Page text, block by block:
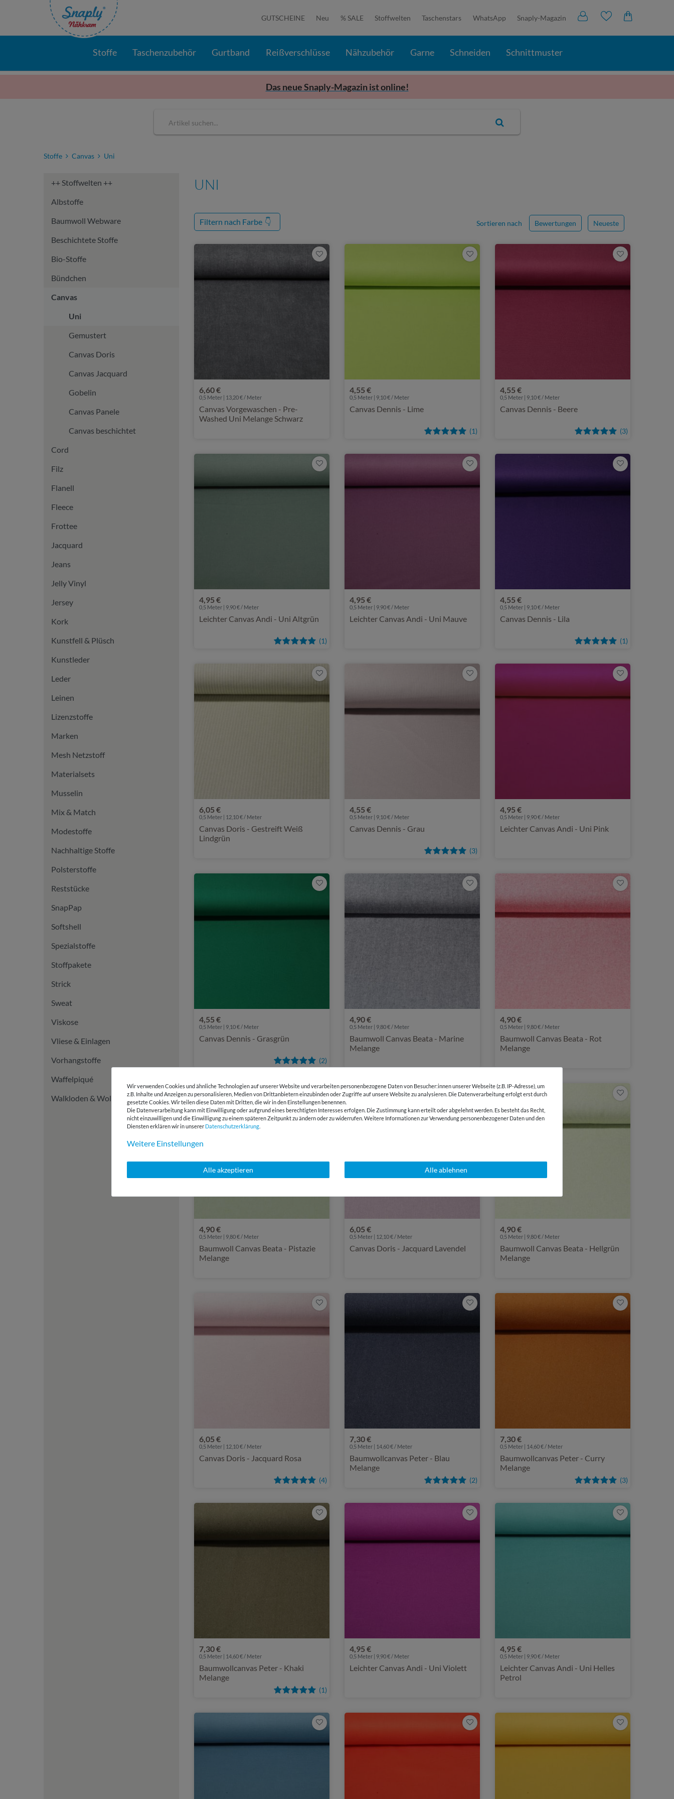
GUTSCHEINE Neu % SALE Stoffwelten Taschenstars WhatsApp Snaply-Magazin
Stoffe Taschenzubehör Gurtband Reißverschlüsse Nähzubehör Garne Schneiden Schnittmuster
Das neue Snaply-Magazin ist online!
Stoffe Canvas Uni
++ Stoffwelten ++
Albstoffe
Baumwoll Webware
Beschichtete Stoffe
Bio-Stoffe
Bündchen
Canvas
Uni
Gemustert
Canvas Doris
Canvas Jacquard
Gobelin
Canvas Panele
Canvas beschichtet
Cord
Filz
Flanell
Fleece
Frottee
Jacquard
Jeans
Jelly Vinyl
Jersey
Kork
Kunstfell & Plüsch
Kunstleder
Leder
Leinen
Lizenzstoffe
Marken
Mesh Netzstoff
Materialsets
Musselin
Mix & Match
Modestoffe
Nachhaltige Stoffe
Polsterstoffe
Reststücke
SnapPap
Softshell
Spezialstoffe
Stoffpakete
Strick
Sweat
Viskose
Vliese & Einlagen
Vorhangstoffe
Waffelpiqué
Walkloden & Wollstoffe
UNI
Filtern nach Farbe 👇 Sortieren nach Bewertungen Neueste
6,60 €
0,5 Meter | 13,20 € / Meter
Canvas Vorgewaschen - Pre-
Washed Uni Melange Schwarz
4,55 €
(1)
0,5 Meter | 9,10 € / Meter
Canvas Dennis - Lime
4,55 €
(3)
0,5 Meter | 9,10 € / Meter
Canvas Dennis - Beere
4,95 €
(1)
0,5 Meter | 9,90 € / Meter
Leichter Canvas Andi - Uni Altgrün
4,95 €
0,5 Meter | 9,90 € / Meter
Leichter Canvas Andi - Uni Mauve
4,55 €
(1)
0,5 Meter | 9,10 € / Meter
Canvas Dennis - Lila
6,05 €
0,5 Meter | 12,10 € / Meter
Canvas Doris - Gestreift Weiß
Lindgrün
4,55 €
(3)
0,5 Meter | 9,10 € / Meter
Canvas Dennis - Grau
4,95 €
0,5 Meter | 9,90 € / Meter
Leichter Canvas Andi - Uni Pink
4,55 €
(2)
0,5 Meter | 9,10 € / Meter
Canvas Dennis - Grasgrün
4,90 €
0,5 Meter | 9,80 € / Meter
Baumwoll Canvas Beata - Marine
Melange
4,90 €
0,5 Meter | 9,80 € / Meter
Baumwoll Canvas Beata - Rot
Melange
4,90 €
0,5 Meter | 9,80 € / Meter
Baumwoll Canvas Beata - Pistazie
Melange
6,05 €
0,5 Meter | 12,10 € / Meter
Canvas Doris - Jacquard Lavendel
4,90 €
0,5 Meter | 9,80 € / Meter
Baumwoll Canvas Beata - Hellgrün
Melange
6,05 €
(4)
0,5 Meter | 12,10 € / Meter
Canvas Doris - Jacquard Rosa
7,30 €
(2)
0,5 Meter | 14,60 € / Meter
Baumwollcanvas Peter - Blau
Melange
7,30 €
(3)
0,5 Meter | 14,60 € / Meter
Baumwollcanvas Peter - Curry
Melange
7,30 €
(1)
0,5 Meter | 14,60 € / Meter
Baumwollcanvas Peter - Khaki
Melange
4,95 €
0,5 Meter | 9,90 € / Meter
Leichter Canvas Andi - Uni Violett
4,95 €
0,5 Meter | 9,90 € / Meter
Leichter Canvas Andi - Uni Helles
Petrol
Wir verwenden Cookies und ähnliche Technologien auf unserer Website und verarbeiten personenbezogene Daten von Besucher:innen unserer Webseite (z.B. IP-Adresse), um
z.B. Inhalte und Anzeigen zu personalisieren, Medien von Drittanbietern einzubinden oder Zugriffe auf unsere Website zu analysieren. Die Datenverarbeitung erfolgt erst durch
gesetzte Cookies. Wir teilen diese Daten mit Dritten, die wir in den Einstellungen benennen.
Die Datenverarbeitung kann mit Einwilligung oder aufgrund eines berechtigten Interesses erfolgen. Die Zustimmung kann erteilt oder abgelehnt werden. Es besteht das Recht,
nicht einzuwilligen und die Einwilligung zu einem späteren Zeitpunkt zu ändern oder zu widerrufen. Weitere Informationen zur Verwendung personenbezogener Daten und den
Diensten erklären wir in unserer Daten­schutz­erklärung
Weitere Einstellungen
Alle akzeptieren Alle ablehnen